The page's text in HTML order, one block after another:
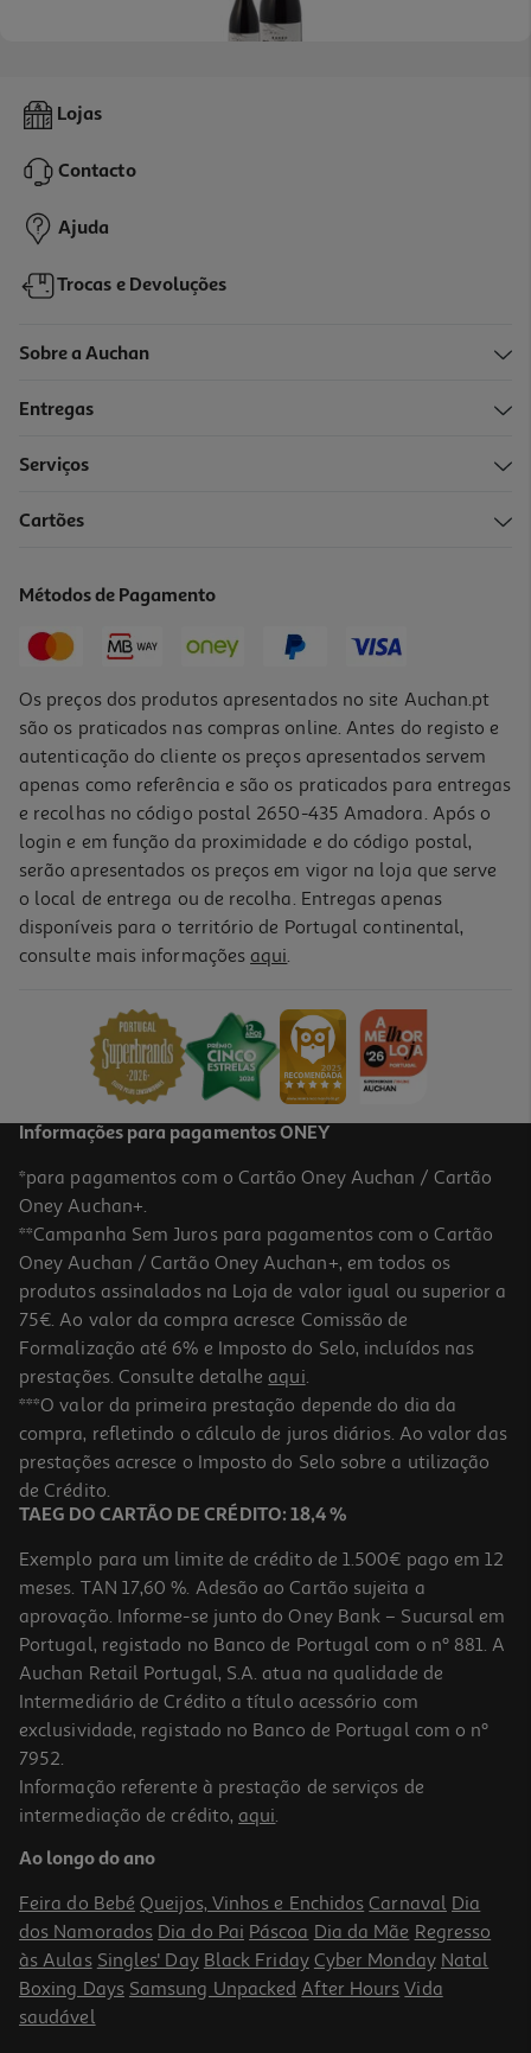
Vinho Tinto Bando Bico Torto Dão Doc Reserva 0.75l
3,99 €
-14%
Price reduced from
36,10 €to
Promoção
Vinho Tinto Quinta Do Cerrado Reserva Dão 0.75l
Vinho Tinto Morgado De Silgueiros Touriga Nacional 0.75l
7.85 €/Lt
5,89 €
Vinho Tinto Quinta Carvalhais Dão 0.75l
13.32 €/Lt
9,99 €
Lojas
Contacto
Ajuda
Trocas e Devoluções
Sobre a Auchan
Entregas
Serviços
Cartões
Métodos de Pagamento
Os preços dos produtos apresentados no site Auchan.pt
são os praticados nas compras online. Antes do registo e
autenticação do cliente os preços apresentados servem
apenas como referência e são os praticados para entregas
e recolhas no código postal 2650-435 Amadora. Após o
login e em função da proximidade e do código postal,
serão apresentados os preços em vigor na loja que serve
o local de entrega ou de recolha. Entregas apenas
disponíveis para o território de Portugal continental,
consulte mais informações aqui.
Informações para pagamentos ONEY
*para pagamentos com o Cartão Oney Auchan / Cartão
Oney Auchan+.
**Campanha Sem Juros para pagamentos com o Cartão
Oney Auchan / Cartão Oney Auchan+, em todos os
produtos assinalados na Loja de valor igual ou superior a
75€. Ao valor da compra acresce Comissão de
Formalização até 6% e Imposto do Selo, incluídos nas
prestações. Consulte detalhe aqui.
***O valor da primeira prestação depende do dia da
compra, refletindo o cálculo de juros diários. Ao valor das
prestações acresce o Imposto do Selo sobre a utilização
de Crédito.
TAEG DO CARTÃO DE CRÉDITO: 18,4 %
Exemplo para um limite de crédito de 1.500€ pago em 12
meses. TAN 17,60 %. Adesão ao Cartão sujeita a
aprovação. Informe-se junto do Oney Bank – Sucursal em
Portugal, registado no Banco de Portugal com o nº 881. A
Auchan Retail Portugal, S.A. atua na qualidade de
Intermediário de Crédito a título acessório com
exclusividade, registado no Banco de Portugal com o nº
7952.
Informação referente à prestação de serviços de
intermediação de crédito, aqui.
Ao longo do ano
Feira do Bebé Queijos, Vinhos e Enchidos Carnaval Dia
dos Namorados Dia do Pai Páscoa Dia da Mãe Regresso
às Aulas Singles' Day Black Friday Cyber Monday Natal
Boxing Days Samsung Unpacked After Hours Vida
saudável